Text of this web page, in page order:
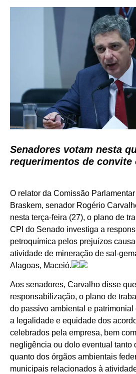
Senadores votam nesta
requerimentos de convite
O relator da Comissão
Braskem, senador Rogério
nesta terça-feira (27), o plano de
CPI do Senado investiga a
petroquímica pelos prejuízos
atividade de mineração de sal-
Alagoas, Maceió.
Aos senadores, Carvalho disse
responsabilização, o plano de
do passivo ambiental e patrimonial
a legalidade e equidade dos
celebrados pela empresa, bem
negligência ou dolo eventual tanto
quanto dos órgãos ambientais
municipais relacionados à